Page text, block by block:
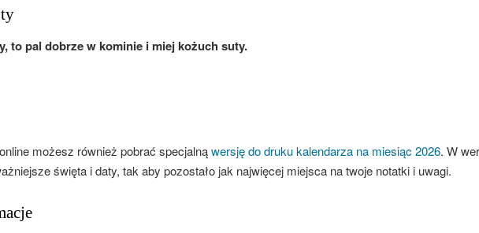
to pal dobrze w kominie i miej kożuch suty.
możesz również pobrać specjalnąwersję do druku kalendarza na miesiąc 2026. W
święta i daty, tak aby pozostało jak najwięcej miejsca na twoje notatki i uwagi.